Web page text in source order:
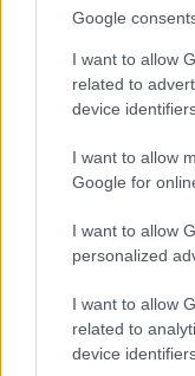
Google
I want to allow
related to
device
I want to allow
Google for
I want to allow
personalized
I want to allow
related to
device
Στο σημείο
οχήματα